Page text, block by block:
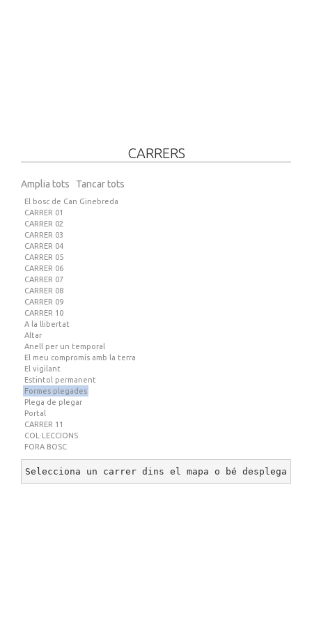
CARRERS
Amplia tots Tancar tots
El bosc de Can Ginebreda
CARRER 01
CARRER 02
CARRER 03
CARRER 04
CARRER 05
CARRER 06
CARRER 07
CARRER 08
CARRER 09
CARRER 10
A la llibertat
Altar
Anell per un temporal
El meu compromís amb la terra
El vigilant
Estintol permanent
Formes plegades
Plega de plegar
Portal
CARRER 11
COL·LECCIONS
FORA BOSC
Selecciona un carrer dins el mapa o bé desplega